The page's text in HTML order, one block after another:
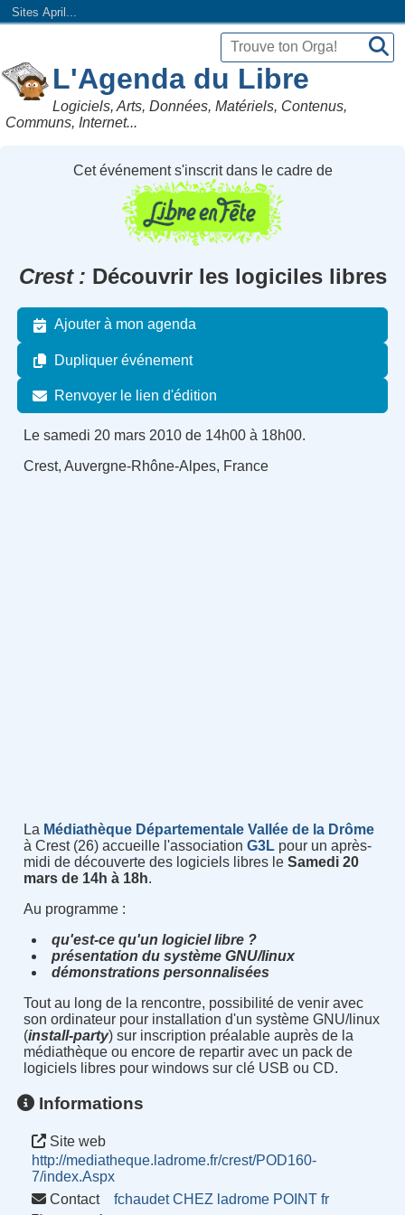
Sites April...
L'Agenda du Libre
Logiciels, Arts, Données, Matériels, Contenus,
Communs, Internet...
Cet événement s'inscrit dans le cadre de
Crest Découvrir les logiciles libres
Ajouter à mon agenda
Dupliquer événement
Renvoyer le lien d'édition
Le samedi 20 mars 2010 de 14h00 à 18h00.
Crest, Auvergne-Rhône-Alpes, France
La Médiathèque Départementale Vallée de la Drôme
à Crest (26) accueille l'association G3L pour un après-
midi de découverte des logiciels libres le Samedi 20
mars de 14h à 18h.
Au programme :
qu'est-ce qu'un logiciel libre ?
présentation du système GNU/linux
démonstrations personnalisées
Tout au long de la rencontre, possibilité de venir avec
son ordinateur pour installation d'un système GNU/linux
(install-party) sur inscription préalable auprès de la
médiathèque ou encore de repartir avec un pack de
logiciels libres pour windows sur clé USB ou CD.
Informations
Site web
http://mediatheque.ladrome.fr/crest/POD160-
7/index.Aspx
Contact
fchaudet CHEZ ladrome POINT fr